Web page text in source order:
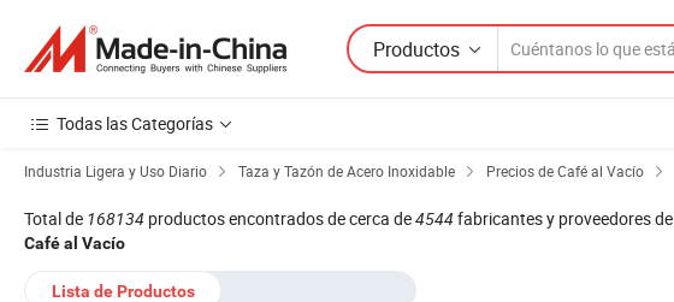
Productos
Todas las Categorías
Industria Ligera y Uso Diario Taza y Tazón de Acero Inoxidable Precios de Café al Vacío
Total de 168134 productos encontrados de cerca de4544fabricantes y proveedores de
Café al Vacío
Lista de Productos